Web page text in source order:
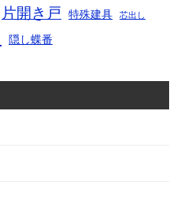
片開き戸 特殊建具 芯出し
隠し蝶番